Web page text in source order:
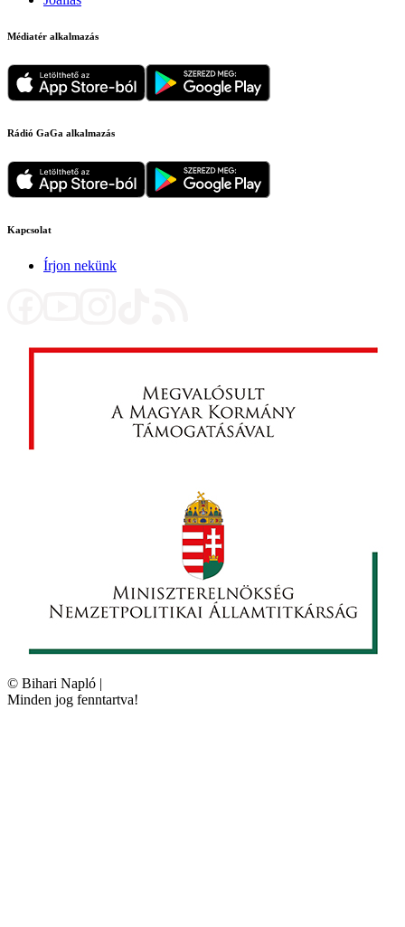
Médiatér alkalmazás
Rádió GaGa alkalmazás
Kapcsolat
Írjon nekünk
© Bihari Napló |
Minden jog fenntartva!